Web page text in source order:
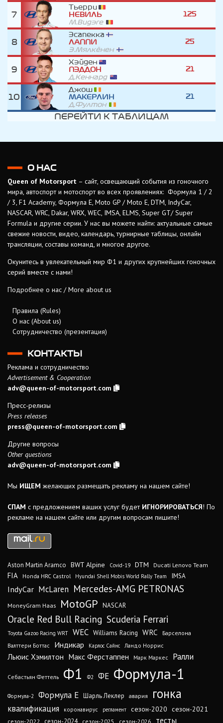
7
Тьерри
НЕВИЛЬ
М.Видэге
125
8
Эсапекка
ЛАППИ
Э.Мялкёнен
25
9
Хэйден
ПЭДДОН
Д.Кеннард
21
10
Джош
МАКЕРЛИН
Д.Фултон
21
ПЕРЕЙТИ К ТАБЛИЦАМ
О НАС
Queen of Motorsport – сайт, освещающий события из гоночного
мира, автоспорт и мотоспорт во всех проявлениях: Формула 1 / 2
/ 3, F1 Academy, Формула Е, Moto GP / Moto E, DTM, IndyCar,
NASCAR, WRC, Dakar, WRX, WEC, IMSA, ELMS, Super GT/ Super
Formula и другие серии. У нас вы можете найти: актуальные самые
свежие новости, видео, календарь, турнирные таблицы, онлайн
трансляции, составы команд, и многое другое.
Окунитесь в увлекательный мир Ф1 и других крупнейших гоночных
серий вместе с нами!
Подробнее о нас / More about us
Правила (Rules)
О нас (About us)
Сотрудничество (презентация)
КОНТАКТЫ
Реклама и сотрудничество
Advertisement & Cooperation
adv@queen-of-motorsport.com
Пресс-релизы
Press releases
press@queen-of-motorsport.com
Другие вопросы
Other questions
adv@queen-of-motorsport.com
Мы ИЩЕМ желающих размещать рекламу на нашем сайте!
СПАМ с предложением ваших услуг будет ИГНОРИРОВАТЬСЯ! По
рекламе на нашем сайте или другим вопросам пишите!
Aston Martin Aramco BWT Alpine Covid-19 DTM Ducati Lenovo Team
FIA Honda HRC Castrol Hyundai Shell Mobis World Rally Team IMSA
IndyCar McLaren Mercedes-AMG PETRONAS
MoneyGram Haas MotoGP NASCAR
Oracle Red Bull Racing Scuderia Ferrari
Toyota Gazoo Racing WRT WEC Williams Racing WRC
Барселона
Валттери Боттас
Индикар Карлос Сайнс Ландо Норрис
Льюис Хэмилтон Макс Ферстаппен Марк Маркес Ралли
Себастьян Феттель Ф1 Ф2 ФЕ Формула-1
Формула-2 Формула Е Шарль Леклер авария гонка
квалификация коронавирус регламент сезон-2020 сезон-2021
сезон-2022 сезон-2025 сезон-2026 тесты